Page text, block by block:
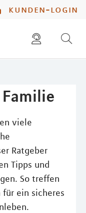
kunden-login
viele
Ratgeber
Tipps und
So treffen
ein sicheres